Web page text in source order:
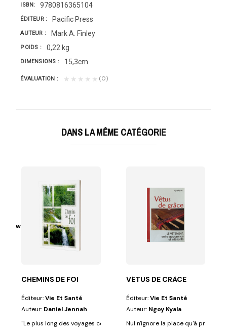
ISBN 9780816365104
ÉDITEUR Pacific Press
AUTEUR Mark A. Finley
POIDS 0,22 kg
DIMENSIONS 15,3cm
ÉVALUATION ★★★★★ (0)
DANS LA MÊME CATÉGORIE
Brown
orientationpratique, basée sur des conseils...
CHEMINS DE FOI
Éditeur:Vie Et Santé
Auteur: Daniel Jennah
"Le plus long des voyages commence toujours pas un premier pas."
VÊTUS DE CRÂCE
Éditeur:Vie Et Santé
Auteur: Ngoy Kyala
Nul n'ignore la place qu'à prise la